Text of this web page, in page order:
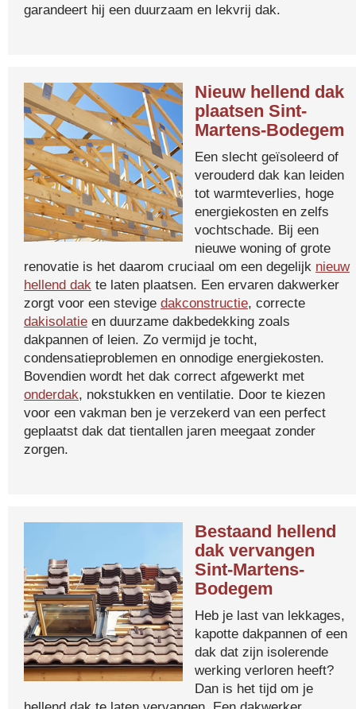
garandeert hij een duurzaam en lekvrij dak.
Nieuw hellend dak
plaatsen Sint-
Martens-Bodegem
Een slecht geïsoleerd of
verouderd dak kan leiden
tot warmteverlies, hoge
energiekosten en zelfs
vochtschade. Bij een
nieuwe woning of grote
renovatie is het daarom cruciaal om een degelijk nieuw
hellend dak te laten plaatsen. Een ervaren dakwerker
zorgt voor een stevige dakconstructie, correcte
dakisolatie en duurzame dakbedekking zoals
dakpannen of leien. Zo vermijd je tocht,
condensatieproblemen en onnodige energiekosten.
Bovendien wordt het dak correct afgewerkt met
onderdak, nokstukken en ventilatie. Door te kiezen
voor een vakman ben je verzekerd van een perfect
geplaatst dak dat tientallen jaren meegaat zonder
zorgen.
Bestaand hellend
dak vervangen
Sint-Martens-
Bodegem
Heb je last van lekkages,
kapotte dakpannen of een
dak dat zijn isolerende
werking verloren heeft?
Dan is het tijd om je